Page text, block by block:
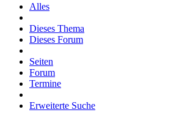
Alles
Dieses Thema
Dieses Forum
Seiten
Forum
Termine
Erweiterte Suche